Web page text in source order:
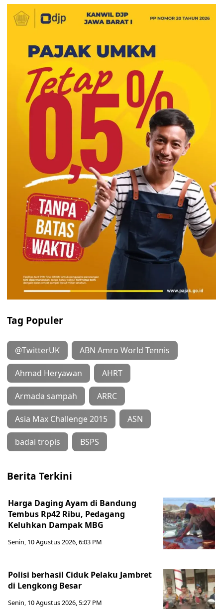
Tag Populer
@TwitterUK ABN Amro World Tennis
Ahmad Heryawan AHRT
Armada sampah ARRC
Asia Max Challenge 2015 ASN
badai tropis BSPS
Berita Terkini
Harga Daging Ayam di Bandung
Tembus Rp42 Ribu, Pedagang
Keluhkan Dampak MBG
Senin, 10 Agustus 2026, 6:03 PM
Polisi berhasil Ciduk Pelaku Jambret
di Lengkong Besar
Senin, 10 Agustus 2026, 5:27 PM